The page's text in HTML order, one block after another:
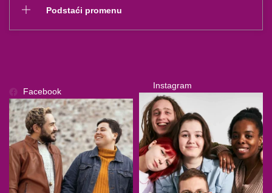
Podstaći promenu
Facebook
Instagram